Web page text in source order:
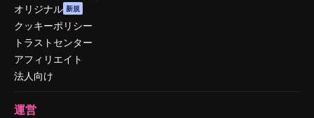
オリジナル 新規
クッキーポリシー
トラストセンター
アフィリエイト
法人向け
運営